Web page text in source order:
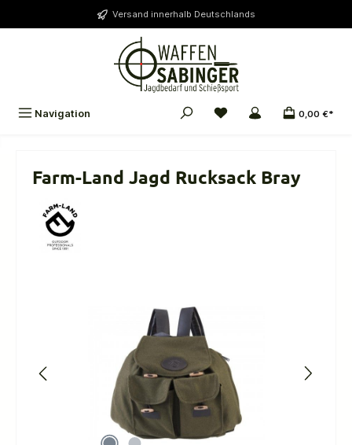
Versand innerhalb Deutschlands
Navigation 0,00 €*
Farm-Land Jagd Rucksack Bray